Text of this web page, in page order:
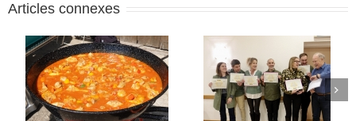
Articles connexes